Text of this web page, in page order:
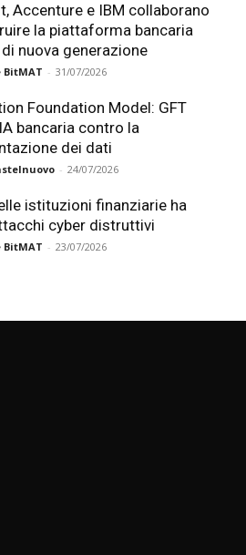
Accenture e IBM collaborano
la piattaforma bancaria
nuova generazione
BitMAT - 31/07/2026
Foundation Model: GFT
bancaria contro la
dei dati
- 24/07/2026
istituzioni finanziarie ha
cyber distruttivi
BitMAT - 23/07/2026